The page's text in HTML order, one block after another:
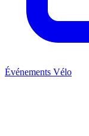
Événements Vélo